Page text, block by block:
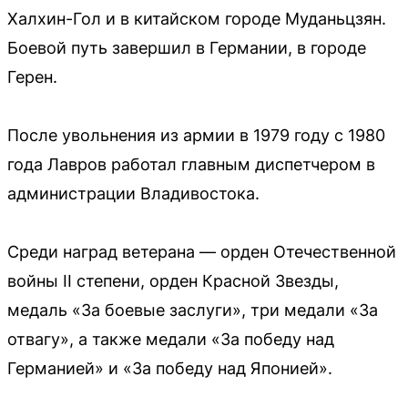
Халхин-Гол и в китайском городе Муданьцзян.
Боевой путь завершил в Германии, в городе
Герен.
После увольнения из армии в 1979 году с 1980
года Лавров работал главным диспетчером в
администрации Владивостока.
Среди наград ветерана — орден Отечественной
войны II степени, орден Красной Звезды,
медаль «За боевые заслуги», три медали «За
отвагу», а также медали «За победу над
Германией» и «За победу над Японией».